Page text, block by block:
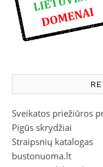
Sveikatos priežiūros
Pigūs skrydžiai
Straipsnių katalogas
bustonuoma.lt